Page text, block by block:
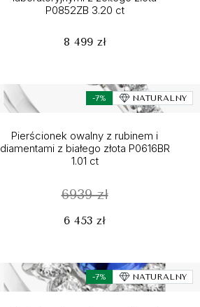
P0852ZB 3.20 ct
8 499 zł
-7% NATURALNY
Pierścionek owalny z rubinem i
diamentami z białego złota P0616BR
1.01 ct
6939 zł
6 453 zł
-7% NATURALNY